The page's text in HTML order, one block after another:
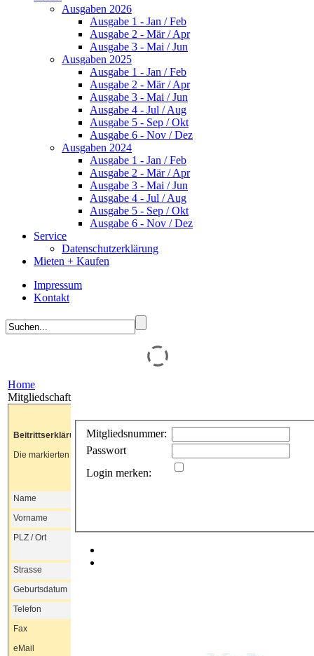
Ausgaben 2026
Ausgabe 1 - Jan / Feb
Ausgabe 2 - Mär / Apr
Ausgabe 3 - Mai / Jun
Ausgaben 2025
Ausgabe 1 - Jan / Feb
Ausgabe 2 - Mär / Apr
Ausgabe 3 - Mai / Jun
Ausgabe 4 - Jul / Aug
Ausgabe 5 - Sep / Okt
Ausgabe 6 - Nov / Dez
Ausgaben 2024
Ausgabe 1 - Jan / Feb
Ausgabe 2 - Mär / Apr
Ausgabe 3 - Mai / Jun
Ausgabe 4 - Jul / Aug
Ausgabe 5 - Sep / Okt
Ausgabe 6 - Nov / Dez
Service
Datenschutzerklärung
Mieten + Kaufen
Impressum
Kontakt
Home
Mitgliedschaft
Mitgliedsnummer:
Passwort
Login merken: